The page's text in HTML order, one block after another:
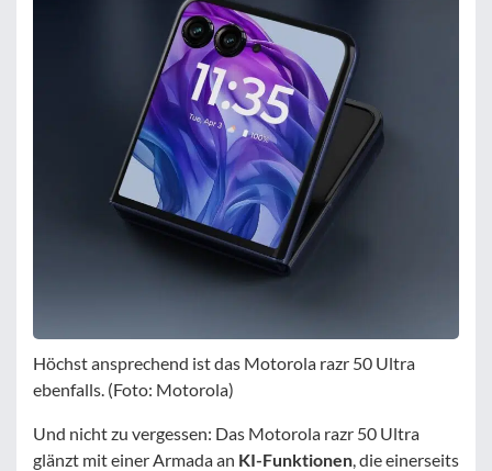
Höchst ansprechend ist das Motorola razr 50 Ultra
ebenfalls. (Foto: Motorola)
Und nicht zu vergessen: Das Motorola razr 50 Ultra
glänzt mit einer Armada an KI-Funktionen, die einerseits